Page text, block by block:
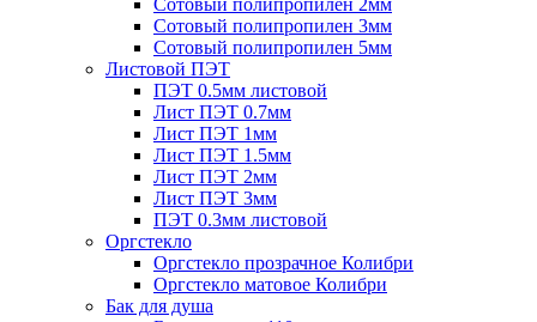
Сотовый полипропилен 2мм
Сотовый полипропилен 3мм
Сотовый полипропилен 5мм
Листовой ПЭТ
ПЭТ 0.5мм листовой
Лист ПЭТ 0.7мм
Лист ПЭТ 1мм
Лист ПЭТ 1.5мм
Лист ПЭТ 2мм
Лист ПЭТ 3мм
ПЭТ 0.3мм листовой
Оргстекло
Оргстекло прозрачное Колибри
Оргстекло матовое Колибри
Бак для душа